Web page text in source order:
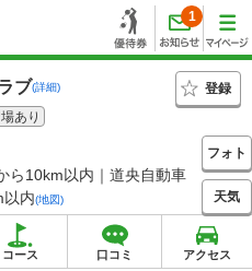
1
ブ(詳細)
登録
あり
ら10km以内｜道央自動車
以内(地図)
フォト
天気
コース 口コミ アクセス